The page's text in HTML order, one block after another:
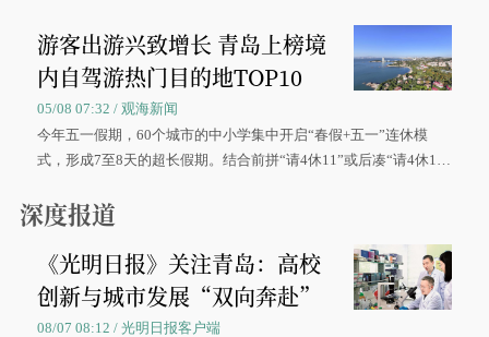
游客出游兴致增长 青岛上榜境
内自驾游热门目的地TOP10
05/08 07:32 / 观海新闻
今年五一假期，60个城市的中小学集中开启“春假+五一”连休模
式，形成7至8天的超长假期。结合前拼“请4休11”或后凑“请4休1
深度报道
《光明日报》关注青岛：高校
创新与城市发展“双向奔赴”
08/07 08:12 / 光明日报客户端